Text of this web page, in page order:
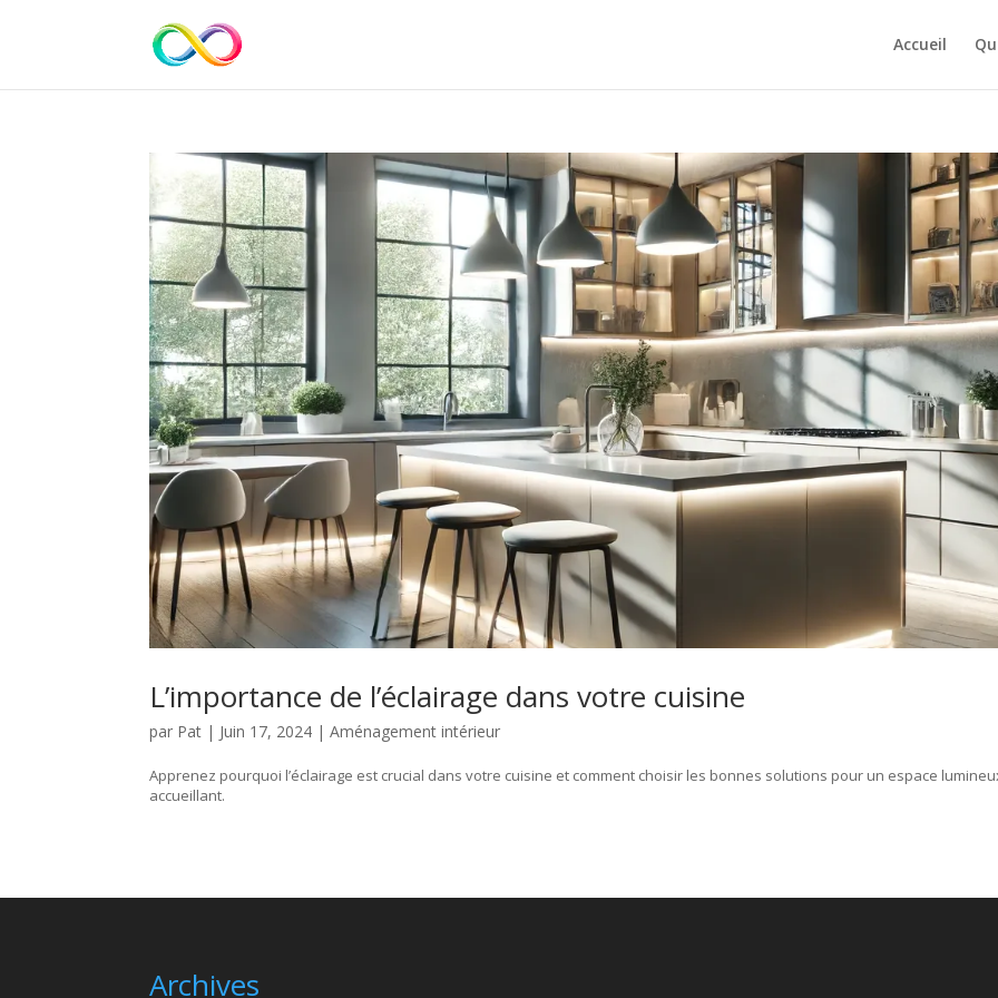
Accueil
L’importance de l’éclairage dans votre cuisine
par Pat | Juin 17, 2024 |Aménagement intérieur
Apprenez pourquoi l’éclairage est crucial dans votre cuisine et comment choisir les bonnes solutions pour un espace
accueillant.
Archives